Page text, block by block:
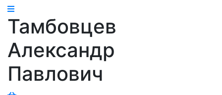
Тамбовцев
Александр
Павлович